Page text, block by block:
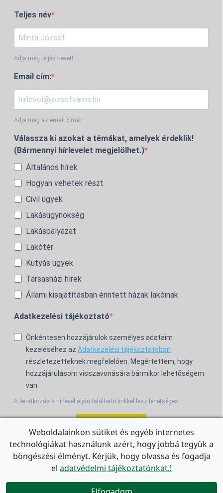
Teljes név
Adja meg teljes nevét!
Email cím:
Adja meg az email címét!
Válassza ki azokat a témákat, amelyek érdeklik!
(Bármennyi hírlevelet megjelölhet.)
Általános hírek
Hogyan vehetek részt
Civil ügyek
Lakásügynökség
Lakáspályázat
Lakótér
Kutyás ügyek
Társasházi hírek
Állami kisajátításban érintett házak lakóinak
Adatkezelési tájékoztató
Önkéntesen hozzájárulok személyes adataim
kezeléséhez az Adatkezelési tájékoztatóban
részletezetteknek megfelelően. Megértettem, hogy
hozzájárulásom visszavonására bármikor lehetőségem
van.
A leiratkozás a hírlevél alján található linkkel lesz lehetséges.
For the English Newsletter, clickHERE.

Weboldalainkon sütiket és egyéb internetes
technológiákat használunk azért, hogy jobbá tegyük a
böngészési élményt. Kérjük, hogy olvassa és fogadja
el adatvédelmi tájékoztatónkat.!